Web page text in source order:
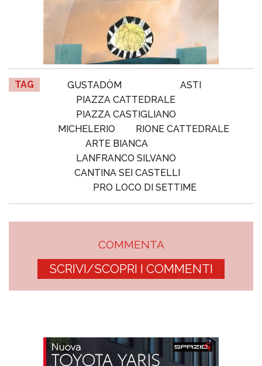
TAG GUSTADÒM
ASTI
PIAZZA CATTEDRALE
PIAZZA CASTIGLIANO
MICHELERIO
RIONE CATTEDRALE
ARTE BIANCA
LANFRANCO SILVANO
CANTINA SEI CASTELLI
PRO LOCO DI SETTIME
COMMENTA
SCRIVI/SCOPRI I COMMENTI